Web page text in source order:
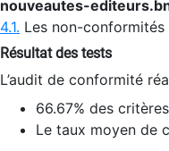
nouveautes-
4.1. Les non-
Résultat des tests
L’audit de conformité
66.67% des
Le taux moyen de